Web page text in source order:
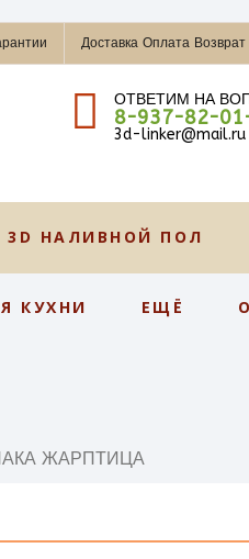
Доставка Оплата Возврат
ОТВЕТИМ НА
8-937-82-
3d-linker@mail.ru
3D НАЛИВНОЙ ПОЛ
КУХНИ ЕЩЁ
ЖАРПТИЦА